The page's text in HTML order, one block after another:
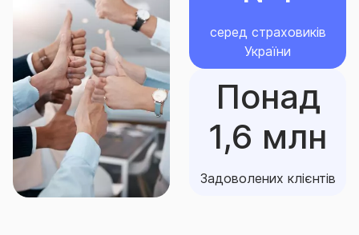
серед страховиків
України
Понад
1,6 млн
Задоволених клієнтів